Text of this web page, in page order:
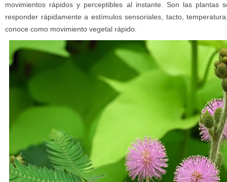
movimientos rápidos y perceptibles al instante. Son las plantas
responder rápidamente a estímulos sensoriales, tacto,
conoce como movimiento vegetal rápido.